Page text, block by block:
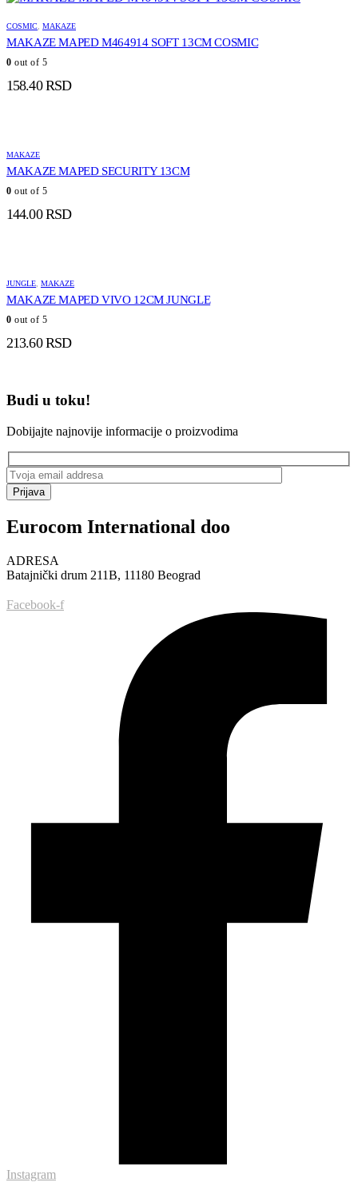
COSMIC MAKAZE
MAKAZE MAPED M464914 SOFT 13CM COSMIC
0 out of 5
158.40RSD
MAKAZE
MAKAZE MAPED SECURITY 13CM
0 out of 5
144.00RSD
JUNGLE MAKAZE
MAKAZE MAPED VIVO 12CM JUNGLE
0 out of 5
213.60RSD
Budi u toku!
Dobijajte najnovije informacije o proizvodima
Prijava
Eurocom International doo
ADRESA
Batajnički drum 211B, 11180 Beograd
Facebook-f
Instagram